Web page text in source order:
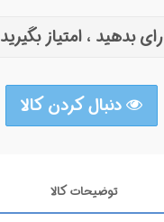
رای بدهید ، امتیاز بگیرید
دنبال کردن کالا
توضیحات کالا